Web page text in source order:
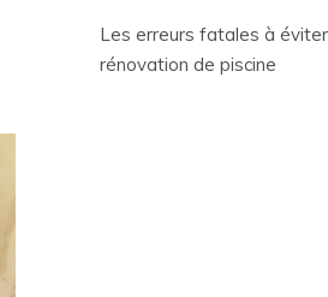
Les erreurs fatales à éviter
rénovation de piscine